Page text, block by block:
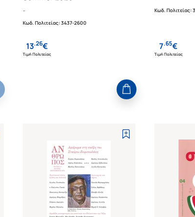
-
Κωδ. Πολιτείας:3437-2600
13.26€
Τιμή Πολιτείας
Κωδ. Πολιτείας:
7.65€
Τιμή Πολιτείας